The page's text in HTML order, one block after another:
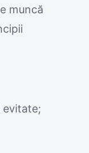
muncă
evitate;